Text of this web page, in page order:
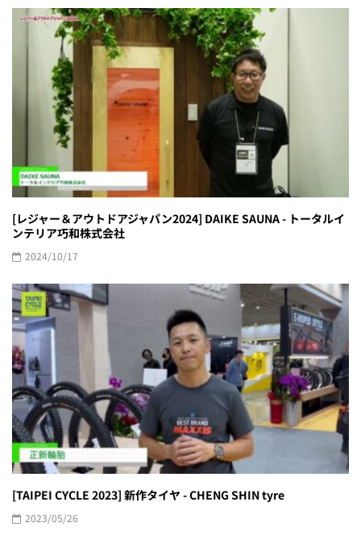
[レジャー＆アウトドアジャパン2024] DAIKE SAUNA - トータルイ
ンテリア巧和株式会社
2024/10/17
[TAIPEI CYCLE 2023] 新作タイヤ - CHENG SHIN tyre
2023/05/26